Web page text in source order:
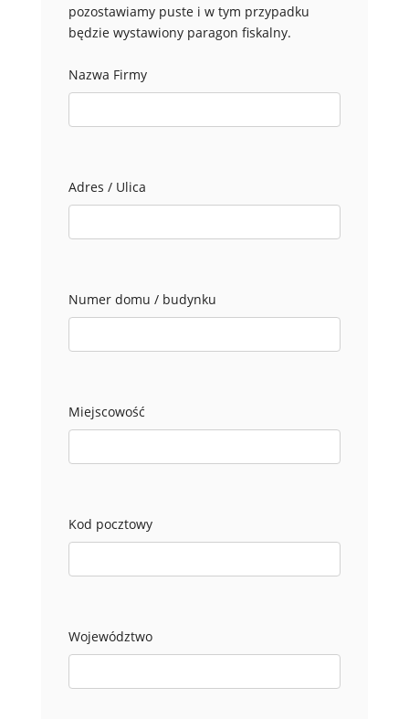
pozostawiamy puste i w tym przypadku
będzie wystawiony paragon fiskalny.
Nazwa Firmy
Adres / Ulica
Numer domu / budynku
Miejscowość
Kod pocztowy
Województwo